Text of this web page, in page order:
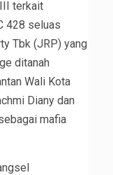
terkait
428 seluas
Tbk (JRP) yang
ditanah
Wali Kota
Diany dan
mafia